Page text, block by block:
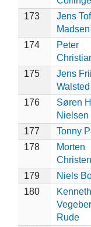
173
Jens
Madsen
174
Peter
175
Jens
Walsted
176
Søren
Nielsen
177 Tonny
178
Morten
179
Niels
180
Kenneth
Rude